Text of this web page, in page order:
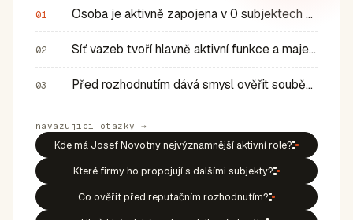
01 Osoba je aktivně zapojena v 0 subjektech a má 0 historic…
02 Síť vazeb tvoří hlavně aktivní funkce a majetkové role v…
03 Před rozhodnutím dává smysl ověřit souběh rolí, historic…
navazující otázky →
Kde má Josef Novotny nejvýznamnější aktivní role?
Které firmy ho propojují s dalšími subjekty?
Co ověřit před reputačním rozhodnutím?